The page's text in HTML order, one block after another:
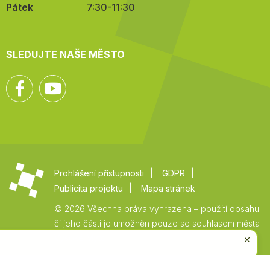
Pátek
7:30-11:30
SLEDUJTE NAŠE MĚSTO
Facebook
Prohlášení přístupnosti
GDPR
Publicita projektu
Mapa stránek
© 2026 Všechna práva vyhrazena – použití obsahu
či jeho části je umožněn pouze se souhlasem města